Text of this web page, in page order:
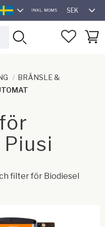
INKL. MOMS SEK
BRÄNSLE &
filter för Biodiesel